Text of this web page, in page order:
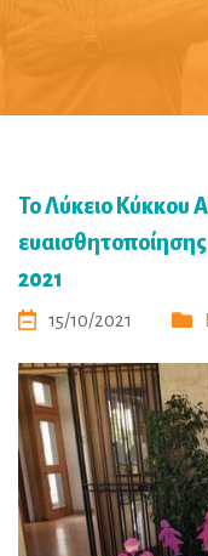
Το Λύκειο Κύκκου
2021
15/10/2021